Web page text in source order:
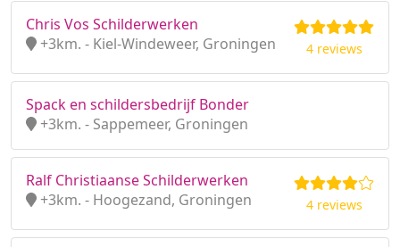
Chris Vos Schilderwerken
+3km. - Kiel-Windeweer, Groningen
4 reviews
Spack en schildersbedrijf Bonder
+3km. - Sappemeer, Groningen
Ralf Christiaanse Schilderwerken
+3km. - Hoogezand, Groningen
4 reviews